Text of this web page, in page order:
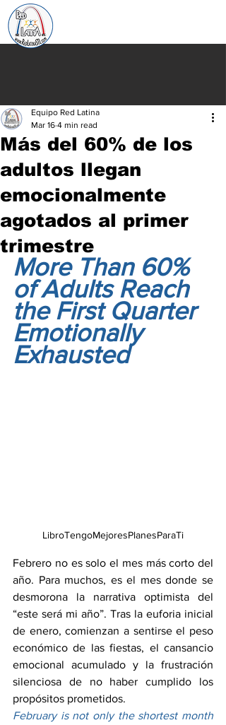
Más del 60% de los
adultos llegan
emocionalmente
agotados al primer
trimestre
Equipo Red Latina
Mar 16 4 min read
More Than 60%
of Adults Reach
the First Quarter
Emotionally
Exhausted
LibroTengoMejoresPlanesParaTi
Febrero no es solo el mes más corto del
año. Para muchos, es el mes donde se
desmorona la narrativa optimista del
“este será mi año”. Tras la euforia inicial
de enero, comienzan a sentirse el peso
económico de las fiestas, el cansancio
emocional acumulado y la frustración
silenciosa de no haber cumplido los
propósitos prometidos.
February is not only the shortest month